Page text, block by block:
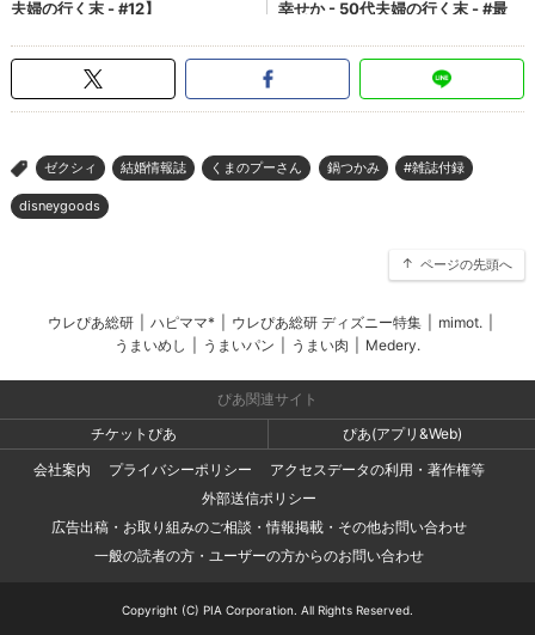
> ゼクシィ 結婚情報誌 くまのプーさん 鍋つかみ #雑誌付録
disneygoods
ページの先頭へ
ウレぴあ総研 ハピママ* ウレぴあ総研 ディズニー特集 mimot.
うまいめし
うまいパン うまい肉 Medery.
ぴあ関連サイト
チケットぴあ
ぴあ(アプリ&Web)
会社案内
プライバシーポリシー
アクセスデータの利用・著作権等
外部送信ポリシー
広告出稿・お取り組みのご相談・情報掲載・その他お問い合わせ
一般の読者の方・ユーザーの方からのお問い合わせ
Copyright (C) PIA Corporation. All Rights Reserved.